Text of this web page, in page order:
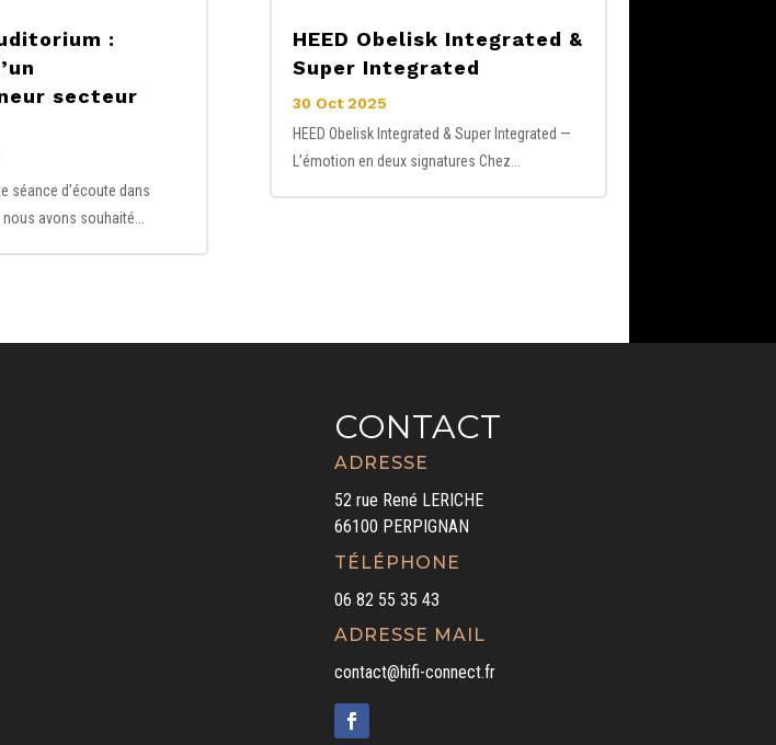
:
secteur
séance d’écoute dans
avons souhaité...
HEED Obelisk Integrated &
Super Integrated
30 Oct 2025
HEED Obelisk Integrated & Super Integrated —
L’émotion en deux signatures Chez...
CONTACT
ADRESSE
52 rue René LERICHE
66100 PERPIGNAN
TÉLÉPHONE
06 82 55 35 43
ADRESSE MAIL
contact@hifi-connect.fr